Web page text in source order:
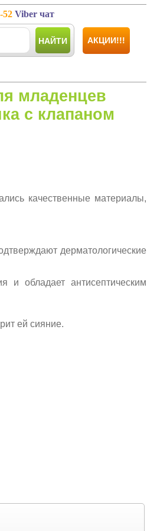
52 Viber чат
НАЙТИ АКЦИИ!!!
младенцев
с клапаном
качественные материалы,
дерматологические
и обладает антисептическим
ей сияние.